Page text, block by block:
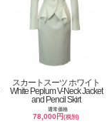
スカートスーツ ホワイト
White Peplum V-Neck Jacket
and Pencil Skirt
通常価格
78,000円(税別)